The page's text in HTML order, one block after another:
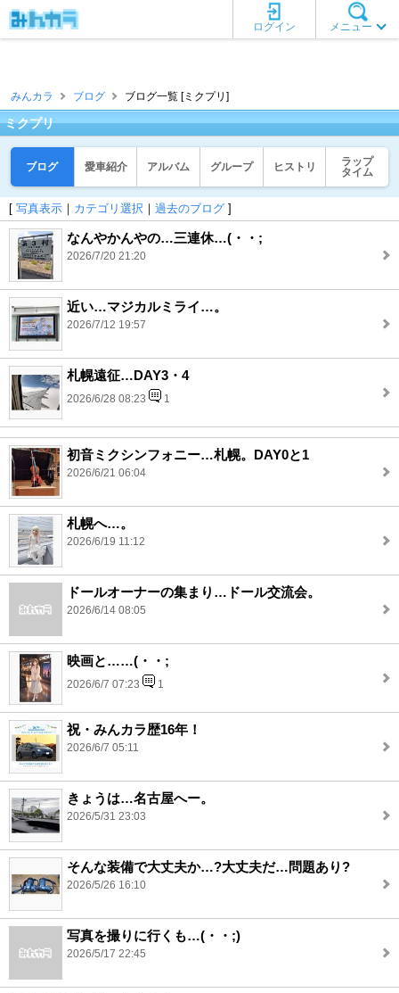
メニュー
ログイン
みんカラ ブログ ブログ一覧 [ミクプリ]
ミクプリ
ブログ 愛車紹介 アルバム グループ ヒストリ
ラップ
タイム
[ 写真表示 ｜ カテゴリ選択 ｜ 過去のブログ ]
なんやかんやの…三連休…(・・;
2026/7/20 21:20
近い…マジカルミライ…。
2026/7/12 19:57
札幌遠征…DAY3・4
2026/6/28 08:23 1
初音ミクシンフォニー…札幌。DAY0と1
2026/6/21 06:04
札幌へ…。
2026/6/19 11:12
ドールオーナーの集まり…ドール交流会。
2026/6/14 08:05
映画と……(・・;
2026/6/7 07:23 1
祝・みんカラ歴16年！
2026/6/7 05:11
きょうは…名古屋へー。
2026/5/31 23:03
そんな装備で大丈夫か…?大丈夫だ…問題あり?
2026/5/26 16:10
写真を撮りに行くも…(・・;)
2026/5/17 22:45